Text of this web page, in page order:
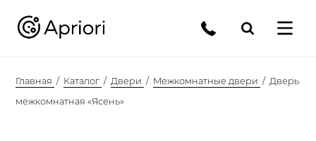
Главная Каталог Двери Межкомнатные двери
Дверь
межкомнатная «Ясень»